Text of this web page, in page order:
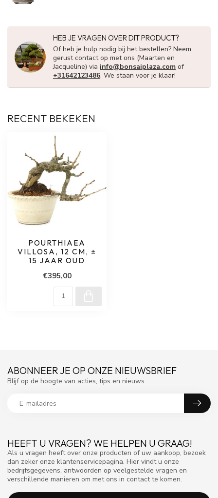
HEB JE VRAGEN OVER DIT PRODUCT?
Of heb je hulp nodig bij het bestellen? Neem
gerust contact op met ons (Maarten en
Jacqueline) via info@bonsaiplaza.com of
+31642123486. We staan voor je klaar!
RECENT BEKEKEN
POURTHIAEA
VILLOSA, 12 CM, ±
15 JAAR OUD
€395,00
HEEFT U VRAGEN? WE HELPEN U GRAAG!
Als u vragen heeft over onze producten of uw aankoop, bezoek
dan zeker onze klantenservicepagina. Hier vindt u onze
bedrijfsgegevens, antwoorden op veelgestelde vragen en
verschillende manieren om met ons in contact te komen.
ABONNEER JE OP ONZE NIEUWSBRIEF
Blijf op de hoogte van acties, tips en nieuws